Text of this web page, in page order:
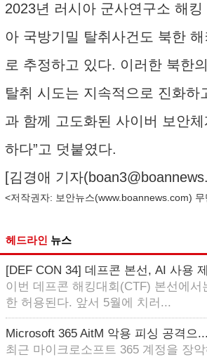
2023년 러시아 군사연구소 해킹
아 국방기밀 탈취사건도 북한
로 추정하고 있다. 이러한 북한
탈취 시도는 지속적으로 진화하
과 함께 고도화된 사이버 보안
하다”고 덧붙였다.
[김경애 기자(
<저작권자: 보안뉴스(www.boannews.com) 무
헤드라인 뉴스
[DEF CON 34] 데프콘 본선, AI 사용
이번 데프콘 해킹대회(CTF) 본선에서
한 허용된다. 앞서 5월에 치러...
Microsoft 365 AitM 악용 피싱 공격으...
최근 마이크로소프트 365 계정을 장